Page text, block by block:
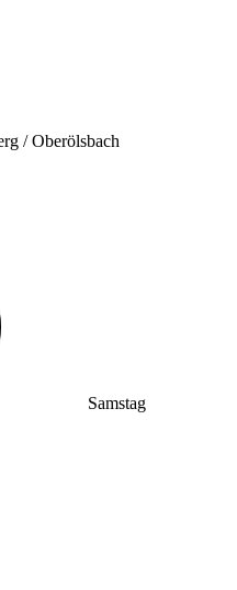
/ Oberölsbach
Samstag